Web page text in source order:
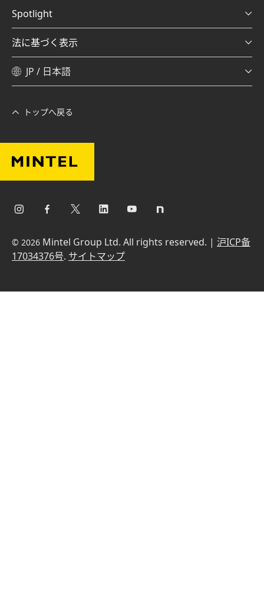
Spotlight
法に基づく表示
JP / 日本語
トップへ戻る
© 2026 Mintel Group Ltd. All rights reserved. | 沪ICP备
17034376号. サイトマップ